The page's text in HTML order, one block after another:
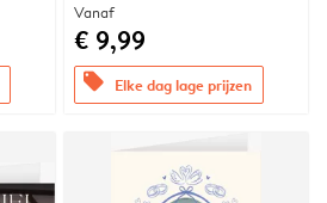
Vanaf
€ 9,99
offers Elke dag lage prijzen